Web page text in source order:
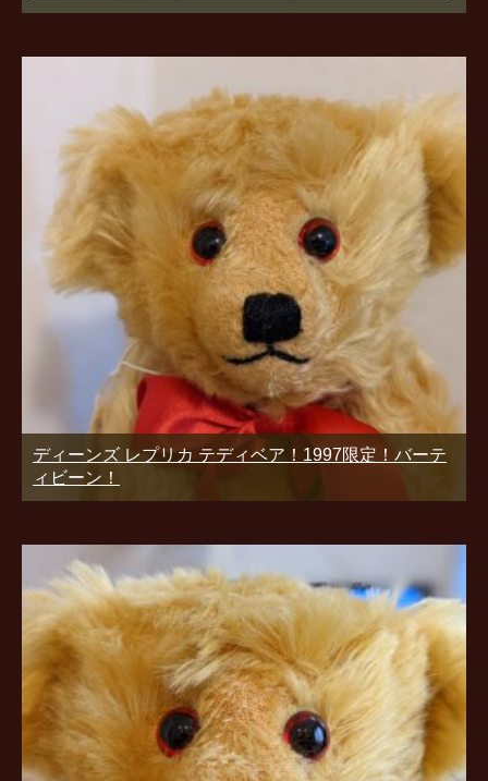
ディーンズ レプリカ テディベア！1997限定！バーテ
ィビーン！